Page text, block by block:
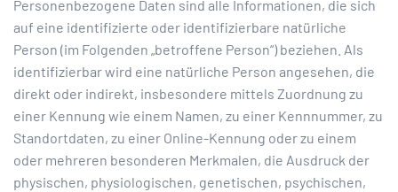
Personenbezogene Daten sind alle Informationen, die sich
auf eine identifizierte oder identifizierbare natürliche
Person (im Folgenden „betroffene Person“) beziehen. Als
identifizierbar wird eine natürliche Person angesehen, die
direkt oder indirekt, insbesondere mittels Zuordnung zu
einer Kennung wie einem Namen, zu einer Kennnummer, zu
Standortdaten, zu einer Online-Kennung oder zu einem
oder mehreren besonderen Merkmalen, die Ausdruck der
physischen, physiologischen, genetischen, psychischen,